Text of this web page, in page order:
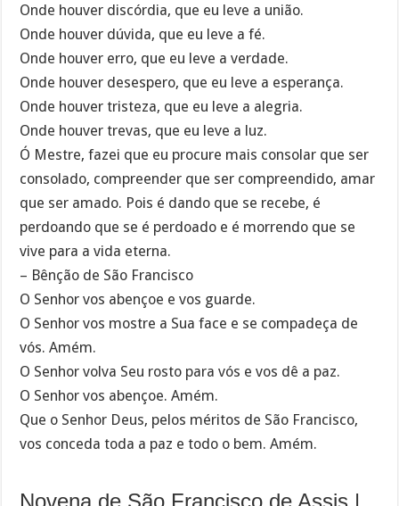
Onde houver discórdia, que eu leve a união.
Onde houver dúvida, que eu leve a fé.
Onde houver erro, que eu leve a verdade.
Onde houver desespero, que eu leve a esperança.
Onde houver tristeza, que eu leve a alegria.
Onde houver trevas, que eu leve a luz.
Ó Mestre, fazei que eu procure mais consolar que ser
consolado, compreender que ser compreendido, amar
que ser amado. Pois é dando que se recebe, é
perdoando que se é perdoado e é morrendo que se
vive para a vida eterna.
– Bênção de São Francisco
O Senhor vos abençoe e vos guarde.
O Senhor vos mostre a Sua face e se compadeça de
vós. Amém.
O Senhor volva Seu rosto para vós e vos dê a paz.
O Senhor vos abençoe. Amém.
Que o Senhor Deus, pelos méritos de São Francisco,
vos conceda toda a paz e todo o bem. Amém.
Novena de São Francisco de Assis |